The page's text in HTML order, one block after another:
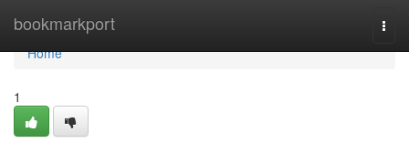
bookmarkport
Home
Home
1